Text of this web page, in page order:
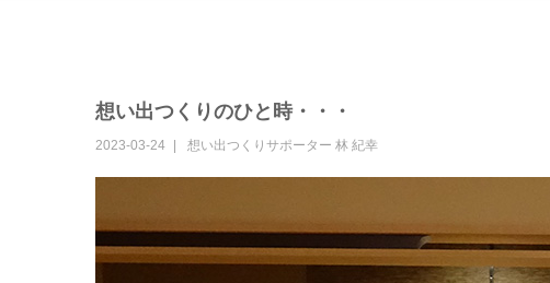
想い出つくりのひと時・・・
2023-03-24 想い出つくりサポーター 林 紀幸